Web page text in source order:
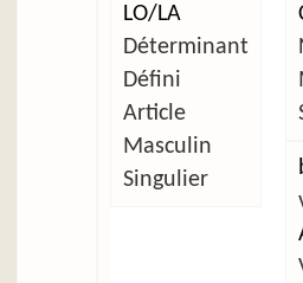
LO/LA
Déterminant
Défini
Article
Masculin
Singulier